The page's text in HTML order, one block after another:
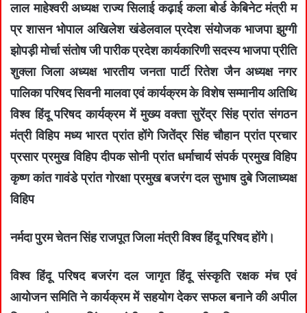
लाल माहेश्वरी अध्यक्ष राज्य सिलाई कढ़ाई कला बोर्ड केबिनेट मंत्री म
प्र शासन भोपाल अखिलेश खंडेलवाल प्रदेश संयोजक भाजपा झुग्गी
झोपड़ी मोर्चा संतोष जी पारीक प्रदेश कार्यकारिणी सदस्य भाजपा प्रीति
शुक्ला जिला अध्यक्ष भारतीय जनता पार्टी रितेश जैन अध्यक्ष नगर
पालिका परिषद सिवनी मालवा एवं कार्यक्रम के विशेष सम्मानीय अतिथि
विश्व हिंदू परिषद कार्यक्रम में मुख्य वक्ता सुरेंद्र सिंह प्रांत संगठन
मंत्री विहिप मध्य भारत प्रांत होंगे जितेंद्र सिंह चौहान प्रांत प्रचार
प्रसार प्रमुख विहिप दीपक सोनी प्रांत धर्माचार्य संपर्क प्रमुख विहिप
कृष्ण कांत गावंडे प्रांत गोरक्षा प्रमुख बजरंग दल सुभाष दुबे जिलाध्यक्ष
विहिप
नर्मदा पुरम चेतन सिंह राजपूत जिला मंत्री विश्व हिंदू परिषद होंगे।
विश्व हिंदू परिषद बजरंग दल जागृत हिंदू संस्कृति रक्षक मंच एवं
आयोजन समिति ने कार्यक्रम में सहयोग देकर सफल बनाने की अपील